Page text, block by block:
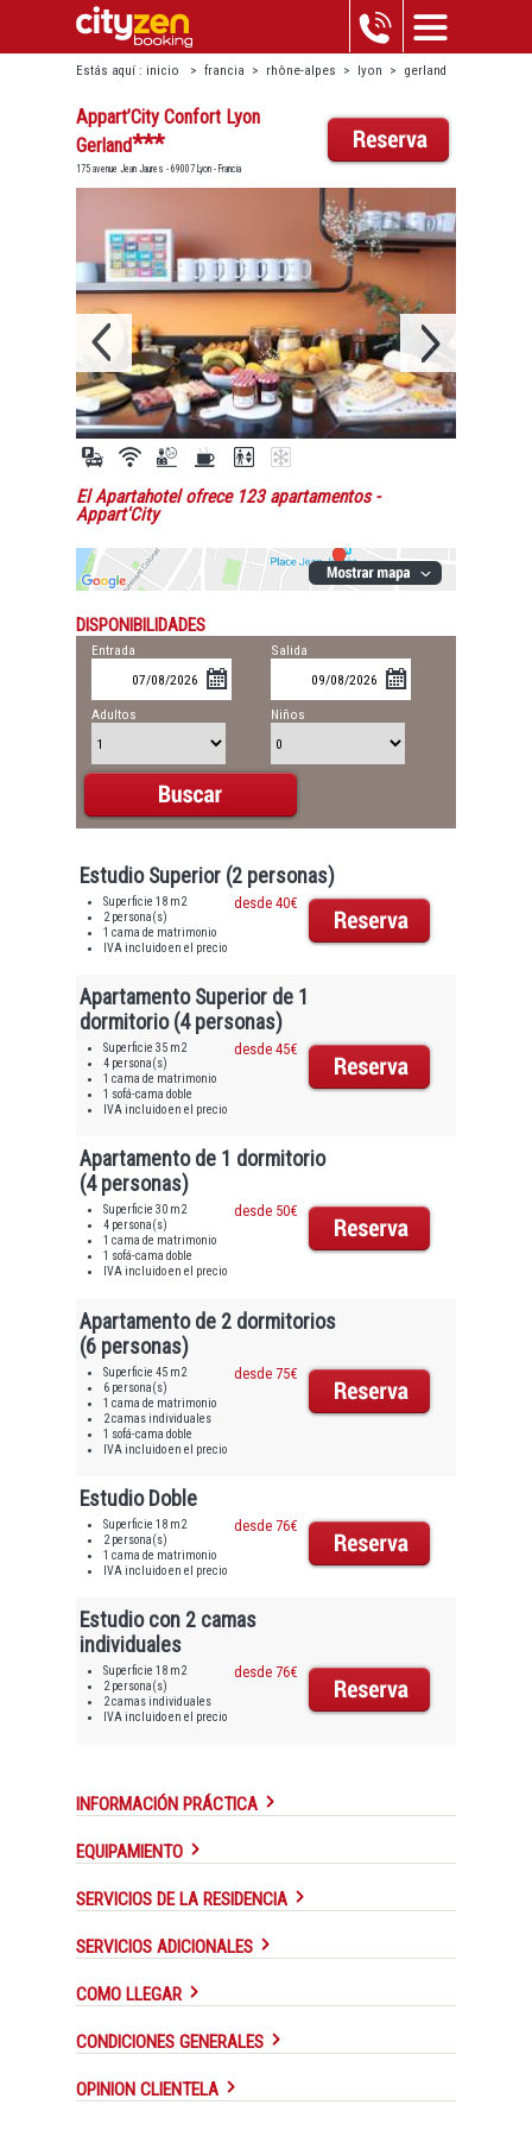
Estás aquí : inicio > francia > rhône-alpes > lyon > gerland
> appart’city confort lyon gerland
Appart’City Confort Lyon
Gerland***
175 avenue Jean Jaures - 69007 Lyon - Francia
El Apartahotel ofrece 123 apartamentos-
Appart'City
DISPONIBILIDADES
Entrada Salida
Adultos Niños
Estudio Superior (2 personas)
Superficie 18 m2
2 persona(s)
1 cama de matrimonio
IVA incluido en el precio
desde 40€
Apartamento Superior de 1
dormitorio (4 personas)
Superficie 35 m2
4 persona(s)
1 cama de matrimonio
1 sofá-cama doble
IVA incluido en el precio
desde 45€
Apartamento de 1 dormitorio
(4 personas)
Superficie 30 m2
4 persona(s)
1 cama de matrimonio
1 sofá-cama doble
IVA incluido en el precio
desde 50€
Apartamento de 2 dormitorios
(6 personas)
Superficie 45 m2
6 persona(s)
1 cama de matrimonio
2 camas individuales
1 sofá-cama doble
IVA incluido en el precio
desde 75€
Estudio Doble
Superficie 18 m2
2 persona(s)
1 cama de matrimonio
IVA incluido en el precio
desde 76€
Estudio con 2 camas
individuales
Superficie 18 m2
2 persona(s)
2 camas individuales
IVA incluido en el precio
desde 76€
INFORMACIÓN PRÁCTICA
EQUIPAMIENTO
SERVICIOS DE LA RESIDENCIA
SERVICIOS ADICIONALES
COMO LLEGAR
CONDICIONES GENERALES
OPINION CLIENTELA